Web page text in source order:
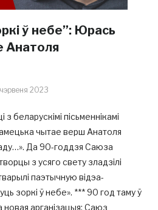
ў небе”: Юрась
Анатоля
2023
беларускімі пісьменнікамі
чытае верш Анатоля
Да 90-годдзя Саюза
з усяго свету зладзілі
паэтычную відэа-
зоркі ў небе». *** 90 год таму ў
новая арганізацыя: Саюз